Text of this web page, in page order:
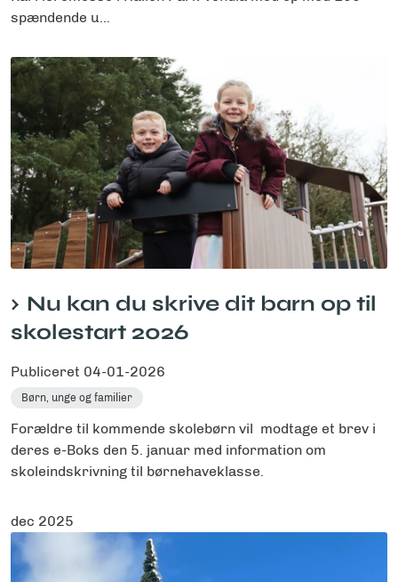
spændende u...
Nu kan du skrive dit barn op til
skolestart 2026
Publiceret 04-01-2026
Børn, unge og familier
Forældre til kommende skolebørn vil modtage et brev i
deres e-Boks den 5. januar med information om
skoleindskrivning til børnehaveklasse.
dec 2025